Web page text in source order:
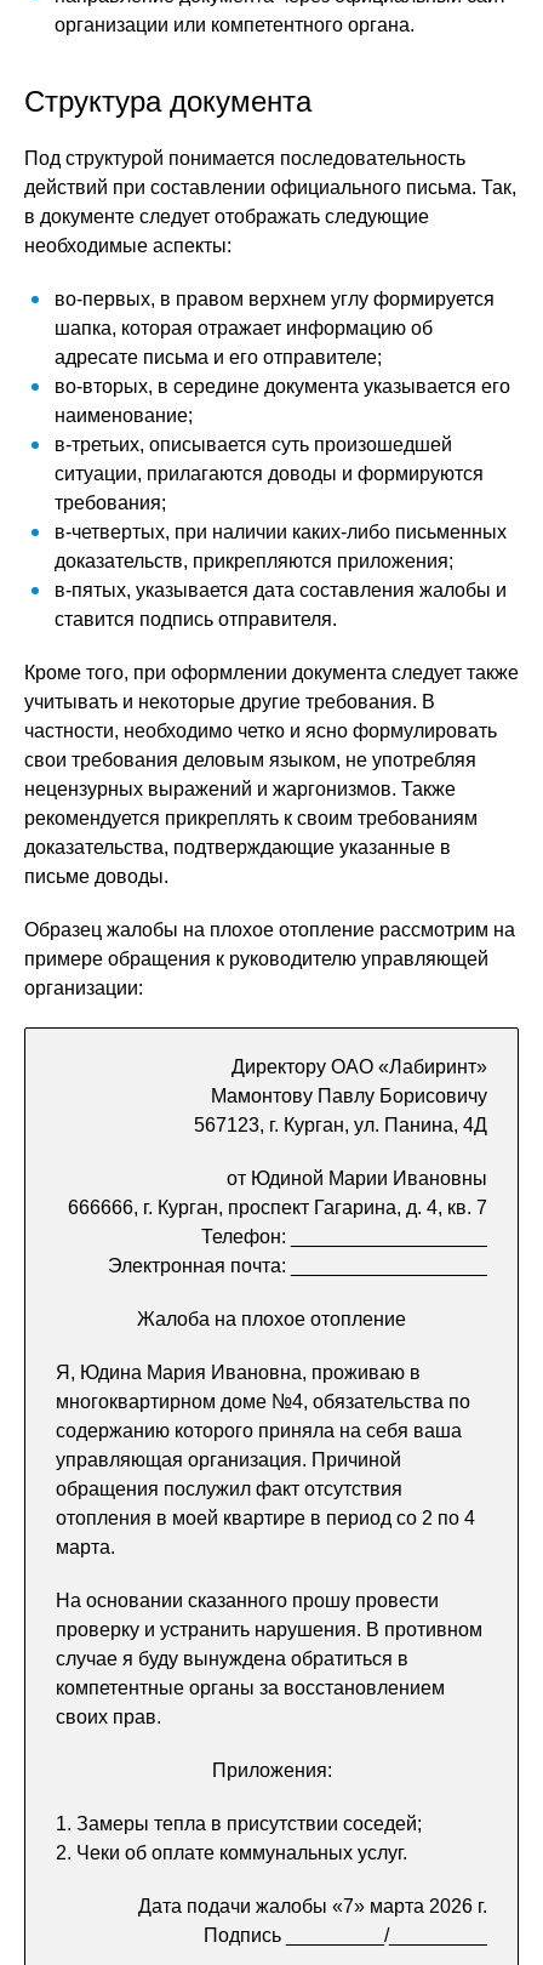
организации или компетентного органа.
Структура документа
Под структурой понимается последовательность
действий при составлении официального письма. Так,
в документе следует отображать следующие
необходимые аспекты:
во-первых, в правом верхнем углу формируется
шапка, которая отражает информацию об
адресате письма и его отправителе;
во-вторых, в середине документа указывается его
наименование;
в-третьих, описывается суть произошедшей
ситуации, прилагаются доводы и формируются
требования;
в-четвертых, при наличии каких-либо письменных
доказательств, прикрепляются приложения;
в-пятых, указывается дата составления жалобы и
ставится подпись отправителя.
Кроме того, при оформлении документа следует также
учитывать и некоторые другие требования. В
частности, необходимо четко и ясно формулировать
свои требования деловым языком, не употребляя
нецензурных выражений и жаргонизмов. Также
рекомендуется прикреплять к своим требованиям
доказательства, подтверждающие указанные в
письме доводы.
Образец жалобы на плохое отопление рассмотрим на
примере обращения к руководителю управляющей
организации:
Директору ОАО «Лабиринт»
Мамонтову Павлу Борисовичу
567123, г. Курган, ул. Панина, 4Д
от Юдиной Марии Ивановны
666666, г. Курган, проспект Гагарина, д. 4, кв. 7
Телефон: __________________
Электронная почта: __________________
Жалоба на плохое отопление
Я, Юдина Мария Ивановна, проживаю в
многоквартирном доме №4, обязательства по
содержанию которого приняла на себя ваша
управляющая организация. Причиной
обращения послужил факт отсутствия
отопления в моей квартире в период со 2 по 4
марта.
На основании сказанного прошу провести
проверку и устранить нарушения. В противном
случае я буду вынуждена обратиться в
компетентные органы за восстановлением
своих прав.
Приложения:
1. Замеры тепла в присутствии соседей;
2. Чеки об оплате коммунальных услуг.
Дата подачи жалобы «7» марта 2026 г.
Подпись _________/_________